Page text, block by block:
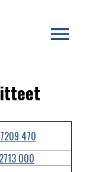
470
000